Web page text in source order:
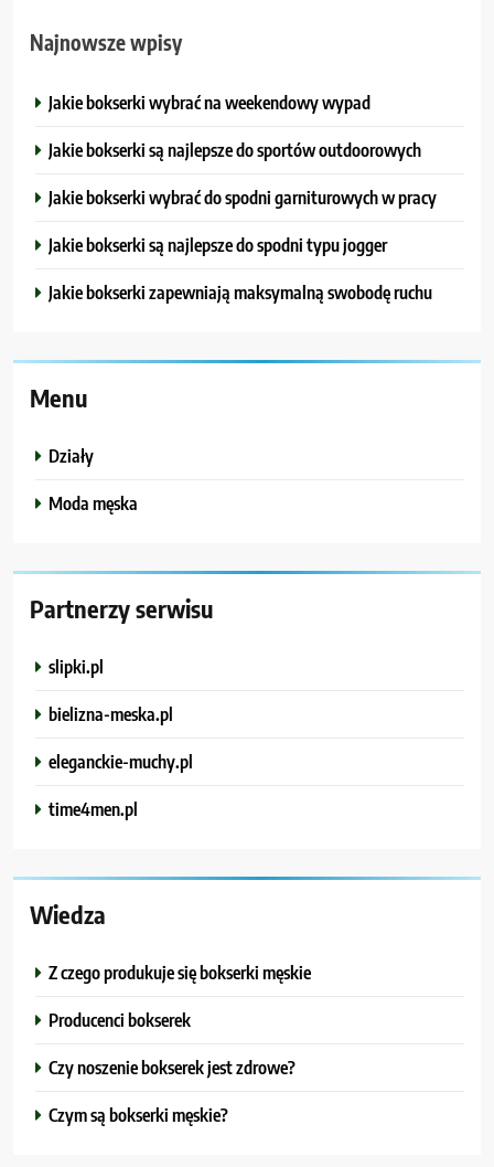
Najnowsze wpisy
Jakie bokserki wybrać na weekendowy wypad
Jakie bokserki są najlepsze do sportów outdoorowych
Jakie bokserki wybrać do spodni garniturowych w pracy
Jakie bokserki są najlepsze do spodni typu jogger
Jakie bokserki zapewniają maksymalną swobodę ruchu
Menu
Działy
Moda męska
Partnerzy serwisu
slipki.pl
bielizna-meska.pl
eleganckie-muchy.pl
time4men.pl
Wiedza
Z czego produkuje się bokserki męskie
Producenci bokserek
Czy noszenie bokserek jest zdrowe?
Czym są bokserki męskie?